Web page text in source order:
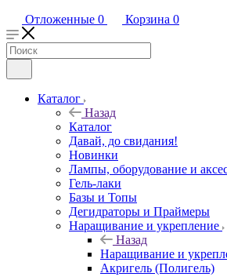
Отложенные 0 Корзина 0
Каталог
Назад
Каталог
Давай, до свидания!
Новинки
Лампы, оборудование и
Гель-лаки
Базы и Топы
Дегидраторы и Праймеры
Наращивание и укрепление
Назад
Наращивание и
Акригель (Полигель)